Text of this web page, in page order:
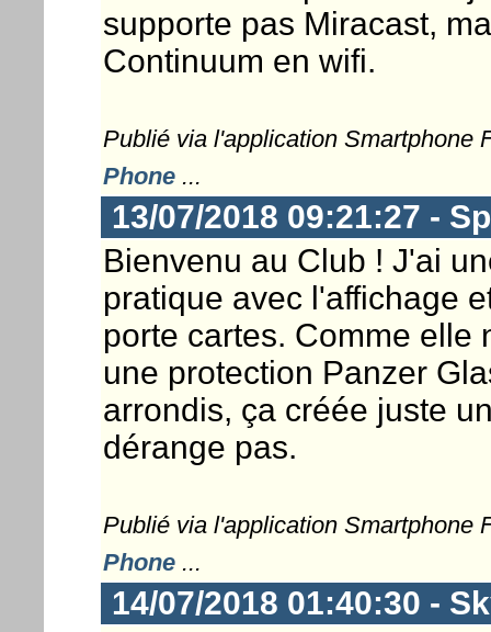
supporte pas Miracast,
Continuum en wifi.
Publié via l'application Smartphone
Phone...
13/07/2018 09:21:27 -
Bienvenu au Club ! J'ai
pratique avec l'affichage
porte cartes. Comme elle
une protection Panzer
arrondis, ça créée juste
dérange pas.
Publié via l'application Smartphone
Phone...
14/07/2018 01:40:30 -